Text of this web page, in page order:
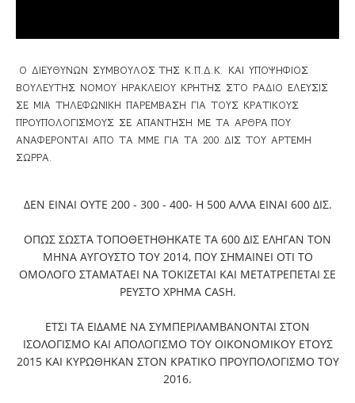
Ο ΔΙΕΥΘΥΝΩΝ ΣΥΜΒΟΥΛΟΣ ΤΗΣ Κ.Π.Δ.Κ. ΚΑΙ ΥΠΟΨΗΦΙΟΣ
ΒΟΥΛΕΥΤΗΣ ΝΟΜΟΥ ΗΡΑΚΛΕΙΟΥ ΚΡΗΤΗΣ ΣΤΟ ΡΑΔΙΟ ΕΛΕΥΣΙΣ
ΣΕ ΜΙΑ ΤΗΛΕΦΩΝΙΚΗ ΠΑΡΕΜΒΑΣΗ ΓΙΑ ΤΟΥΣ ΚΡΑΤΙΚΟΥΣ
ΠΡΟΥΠΟΛΟΓΙΣΜΟΥΣ ΣΕ ΑΠΑΝΤΗΣΗ ΜΕ ΤΑ ΑΡΘΡΑ ΠΟΥ
ΑΝΑΦΕΡΟΝΤΑΙ ΑΠΟ ΤΑ ΜΜΕ ΓΙΑ ΤΑ 200 ΔΙΣ ΤΟΥ ΑΡΤΕΜΗ
ΣΩΡΡΑ.
ΔΕΝ ΕΙΝΑΙ ΟΥΤΕ 200 - 300 - 400- Η 500 ΑΛΛΑ ΕΙΝΑΙ 600 ΔΙΣ.
ΟΠΩΣ ΣΩΣΤΑ ΤΟΠΟΘΕΤΗΘΗΚΑΤΕ ΤΑ 600 ΔΙΣ ΕΛΗΓΑΝ ΤΟΝ
ΜΗΝΑ ΑΥΓΟΥΣΤΟ ΤΟΥ 2014, ΠΟΥ ΣΗΜΑΙΝΕΙ ΟΤΙ ΤΟ
ΟΜΟΛΟΓΟ ΣΤΑΜΑΤΑΕΙ ΝΑ ΤΟΚΙΖΕΤΑΙ ΚΑΙ ΜΕΤΑΤΡΕΠΕΤΑΙ ΣΕ
ΡΕΥΣΤΟ ΧΡΗΜΑ CASH.
ΕΤΣΙ ΤΑ ΕΙΔΑΜΕ ΝΑ ΣΥΜΠΕΡΙΛΑΜΒΑΝΟΝΤΑΙ ΣΤΟΝ
ΙΣΟΛΟΓΙΣΜΟ ΚΑΙ ΑΠΟΛΟΓΙΣΜΟ ΤΟΥ ΟΙΚΟΝΟΜΙΚΟΥ ΕΤΟΥΣ
2015 ΚΑΙ ΚΥΡΩΘΗΚΑΝ ΣΤΟΝ ΚΡΑΤΙΚΟ ΠΡΟΥΠΟΛΟΓΙΣΜΟ ΤΟΥ
2016.